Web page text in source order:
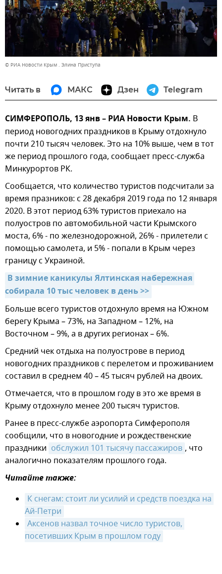
© РИА Новости Крым . Элина Приступа
Читать в МАКС Дзен Telegram
СИМФЕРОПОЛЬ, 13 янв – РИА Новости Крым. В
период новогодних праздников в Крыму отдохнуло
почти 210 тысяч человек. Это на 10% выше, чем в тот
же период прошлого года, сообщает пресс-служба
Минкурортов РК.
Сообщается, что количество туристов подсчитали за
время празников: с 28 декабря 2019 года по 12 января
2020. В этот период 63% туристов приехало на
полуостров по автомобильной части Крымского
моста, 6% - по железнодорожной, 26% - прилетели с
помощью самолета, и 5% - попали в Крым через
границу с Украиной.
В зимние каникулы Ялтинская набережная
собирала 10 тыс человек в день >>
Больше всего туристов отдохнуло время на Южном
берегу Крыма – 73%, на Западном – 12%, на
Восточном – 9%, а в других регионах – 6%.
Средний чек отдыха на полуострове в период
новогодних праздников с перелетом и проживанием
составил в среднем 40 – 45 тысяч рублей на двоих.
Отмечается, что в прошлом году в это же время в
Крыму отдохнуло менее 200 тысяч туристов.
Ранее в пресс-службе аэропорта Симферополя
сообщили, что в новогодние и рождественские
праздники обслужил 101 тысячу пассажиров , что
аналогично показателям прошлого года.
Читайте также:
К снегам: стоит ли усилий и средств поездка на
Ай-Петри
Аксенов назвал точное число туристов,
посетивших Крым в прошлом году